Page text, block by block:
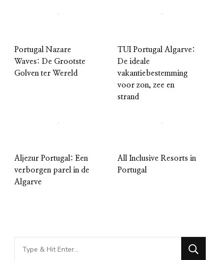
Portugal Nazare
Waves: De Grootste
Golven ter Wereld
TUI Portugal Algarve:
De ideale
vakantiebestemming
voor zon, zee en
strand
Aljezur Portugal: Een
verborgen parel in de
Algarve
All Inclusive Resorts in
Portugal
Looking